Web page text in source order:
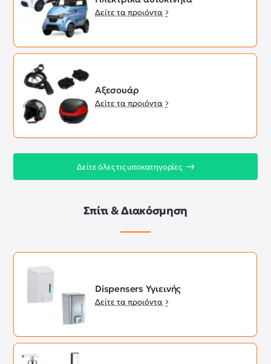
Δείτε τα προιόντα
Αξεσουάρ
Δείτε τα προιόντα
Δείτε όλες τις υποκατηγορίες
Σπίτι & Διακόσμηση
Dispensers Υγιεινής
Δείτε τα προιόντα